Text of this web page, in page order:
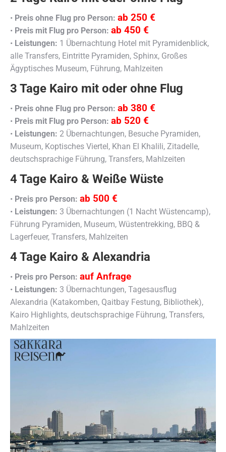
• Preis ohne Flug pro Person: ab 250 €
• Preis mit Flug pro Person: ab 450 €
• Leistungen: 1 Übernachtung Hotel mit Pyramidenblick,
alle Transfers, Eintritte Pyramiden, Sphinx, Großes
Ägyptisches Museum, Führung, Mahlzeiten
3 Tage Kairo mit oder ohne Flug
• Preis ohne Flug pro Person: ab 380 €
• Preis mit Flug pro Person: ab 520 €
• Leistungen: 2 Übernachtungen, Besuche Pyramiden,
Museum, Koptisches Viertel, Khan El Khalili, Zitadelle,
deutschsprachige Führung, Transfers, Mahlzeiten
4 Tage Kairo & Weiße Wüste
• Preis pro Person: ab 500 €
• Leistungen: 3 Übernachtungen (1 Nacht Wüstencamp),
Führung Pyramiden, Museum, Wüstentrekking, BBQ &
Lagerfeuer, Transfers, Mahlzeiten
4 Tage Kairo & Alexandria
• Preis pro Person: auf Anfrage
• Leistungen: 3 Übernachtungen, Tagesausflug
Alexandria (Katakomben, Qaitbay Festung, Bibliothek),
Kairo Highlights, deutschsprachige Führung, Transfers,
Mahlzeiten